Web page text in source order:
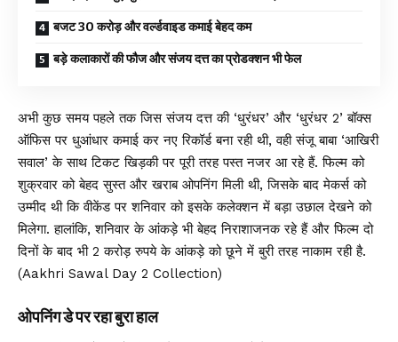
बजट 30 करोड़ और वर्ल्डवाइड कमाई बेहद कम
बड़े कलाकारों की फौज और संजय दत्त का प्रोडक्शन भी फेल
अभी कुछ समय पहले तक जिस संजय दत्त की ‘धुरंधर’ और ‘धुरंधर 2’ बॉक्स
ऑफिस पर धुआंधार कमाई कर नए रिकॉर्ड बना रही थी, वही संजू बाबा ‘आखिरी
सवाल’ के साथ टिकट खिड़की पर पूरी तरह पस्त नजर आ रहे हैं. फिल्म को
शुक्रवार को बेहद सुस्त और खराब ओपनिंग मिली थी, जिसके बाद मेकर्स को
उम्मीद थी कि वीकेंड पर शनिवार को इसके कलेक्शन में बड़ा उछाल देखने को
मिलेगा. हालांकि, शनिवार के आंकड़े भी बेहद निराशाजनक रहे हैं और फिल्म दो
दिनों के बाद भी 2 करोड़ रुपये के आंकड़े को छूने में बुरी तरह नाकाम रही है.
(Aakhri Sawal Day 2 Collection)
ओपनिंग डे पर रहा बुरा हाल